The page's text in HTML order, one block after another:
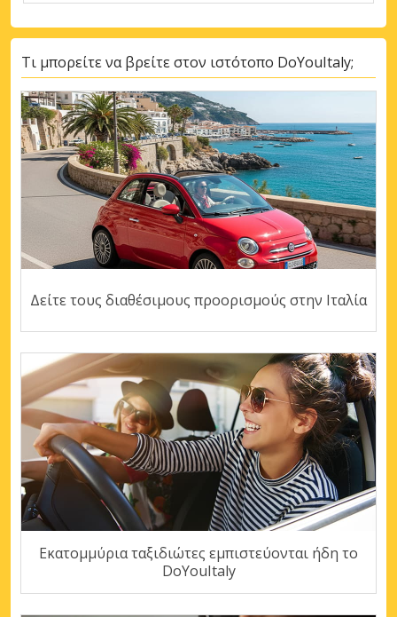
Τι μπορείτε να βρείτε στον ιστότοπο DoYouItaly;
Δείτε τους διαθέσιμους προορισμούς στην Ιταλία
Εκατομμύρια ταξιδιώτες εμπιστεύονται ήδη το
DoYouItaly